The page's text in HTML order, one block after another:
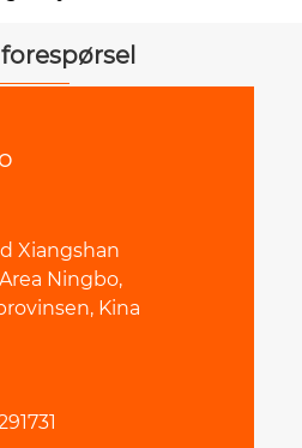
Xiangshan
Ningbo,
Kina